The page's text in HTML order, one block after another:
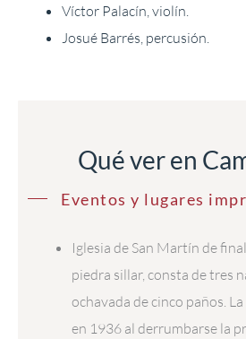
Víctor Palacín, violín.
Josué Barrés, percusión.
Qué ver en
Eventos y lugares
Iglesia de San Martín de
piedra sillar, consta de tres
ochavada de cinco paños.
en 1936 al derrumbarse la